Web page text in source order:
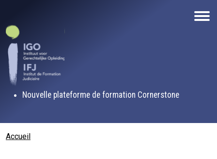
Nouvelle plateforme de formation Cornerstone
Fil d'Ariane
Accueil